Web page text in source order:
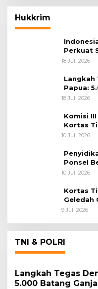
Hukkrim
Perkuat
Lintas
18 Juli 2026
Langkah
Papua:
18 Juli 2026
Komisi
Kortas
Korupsi
10 Juli 2026
Ponsel
10 Juli 2026
Kortas
Geledah
9 Juli 2026
TNI & POLRI
Langkah Tegas
5.000 Batang